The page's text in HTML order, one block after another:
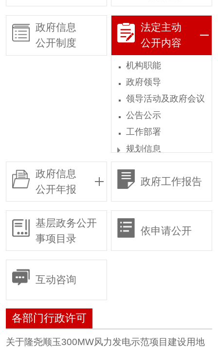
政府信息
公开制度
法定主动
公开内容
机构职能
政府领导
领导活动及政府会议
公告公示
工作部署
规划信息
统计信息
权责清单
行政许可
行政审批
行政复议
重大建设项目
政府信息
公开年报
政府工作报告
基层政务公开
事项目录
依申请公开
互动咨询
各部门行政许可
关于隆尧顺玉300MW风力发电示范项目建设用地